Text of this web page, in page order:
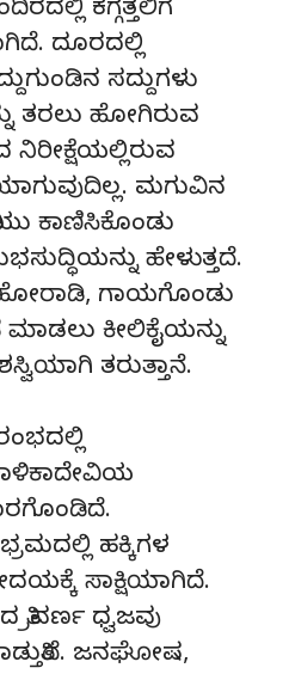
ಕಗ್ಗತ್ತಲಿಗೆ
ದೂರದಲ್ಲಿ
ಸದ್ದುಗಳು
ತರಲು ಹೋಗಿರುವ
ಮಗುವಿನ
ಕಾಣಿಸಿಕೊಂಡು
ಹೇಳುತ್ತದೆ.
ಗಾಯಗೊಂಡು
ಕೀಲಿಕೈಯನ್ನು
ತರುತ್ತಾನೆ.
ಹಕ್ಕಿಗಳ
ಸಾಕ್ಷಿಯಾಗಿದೆ.
ಧ್ವಜವು
ಜನಘೋಷ,